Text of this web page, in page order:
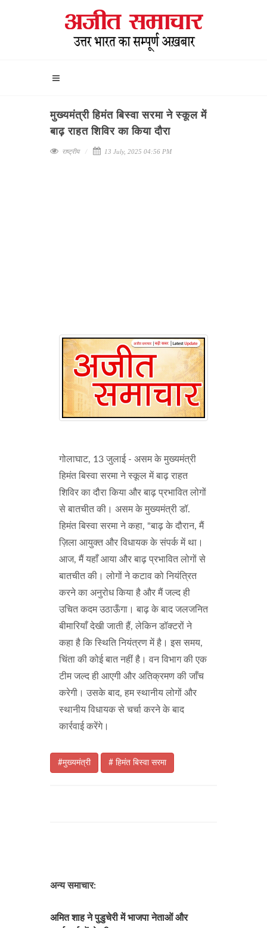
मुख्यमंत्री हिमंत बिस्वा सरमा ने स्कूल में
बाढ़ राहत शिविर का किया दौरा
राष्ट्रीय 13 July, 2025 04:56 PM
गोलाघाट, 13 जुलाई - असम के मुख्यमंत्री
हिमंत बिस्वा सरमा ने स्कूल में बाढ़ राहत
शिविर का दौरा किया और बाढ़ प्रभावित लोगों
से बातचीत की। असम के मुख्यमंत्री डॉ.
हिमंत बिस्वा सरमा ने कहा, "बाढ़ के दौरान, मैं
ज़िला आयुक्त और विधायक के संपर्क में था।
आज, मैं यहाँ आया और बाढ़ प्रभावित लोगों से
बातचीत की। लोगों ने कटाव को नियंत्रित
करने का अनुरोध किया है और मैं जल्द ही
उचित कदम उठाऊँगा। बाढ़ के बाद जलजनित
बीमारियाँ देखी जाती हैं, लेकिन डॉक्टरों ने
कहा है कि स्थिति नियंत्रण में है। इस समय,
चिंता की कोई बात नहीं है। वन विभाग की एक
टीम जल्द ही आएगी और अतिक्रमण की जाँच
करेगी। उसके बाद, हम स्थानीय लोगों और
स्थानीय विधायक से चर्चा करने के बाद
कार्रवाई करेंगे।
#मुख्यमंत्री # हिमंत बिस्वा सरमा
अन्य समाचार:
अमित शाह ने पुडुचेरी में भाजपा नेताओं और